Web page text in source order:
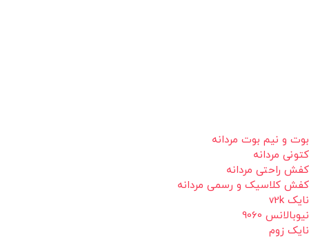
بوت و نیم بوت مردانه
کتونی مردانه
کفش راحتی مردانه
کفش کلاسیک و رسمی مردانه
نایک v2k
نیوبالانس 9060
نایک زوم